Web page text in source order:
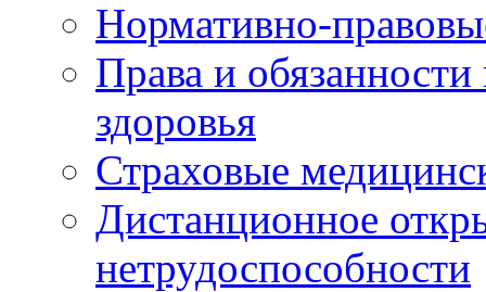
Нормативно-
Права и
здоровья
Страховые
Дистанционное
нетрудоспособности